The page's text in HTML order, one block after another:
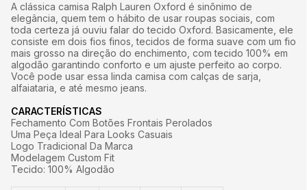
A clássica camisa Ralph Lauren Oxford é sinônimo de
elegância, quem tem o hábito de usar roupas sociais, com
toda certeza já ouviu falar do tecido Oxford. Basicamente, ele
consiste em dois fios finos, tecidos de forma suave com um fio
mais grosso na direção do enchimento, com tecido 100% em
algodão garantindo conforto e um ajuste perfeito ao corpo.
Você pode usar essa linda camisa com calças de sarja,
alfaiataria, e até mesmo jeans.
CARACTERÍSTICAS
Fechamento Com Botões Frontais Perolados
Uma Peça Ideal Para Looks Casuais
Logo Tradicional Da Marca
Modelagem Custom Fit
Tecido: 100% Algodão